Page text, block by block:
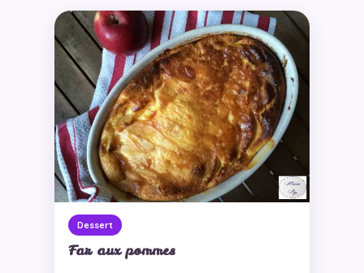
Dessert
Far aux pommes